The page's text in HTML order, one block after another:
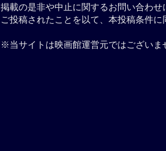
掲載の是非や中止に関するお問い合わせ
ご投稿されたことを以て、本投稿条件に
※当サイトは映画館運営元ではございま